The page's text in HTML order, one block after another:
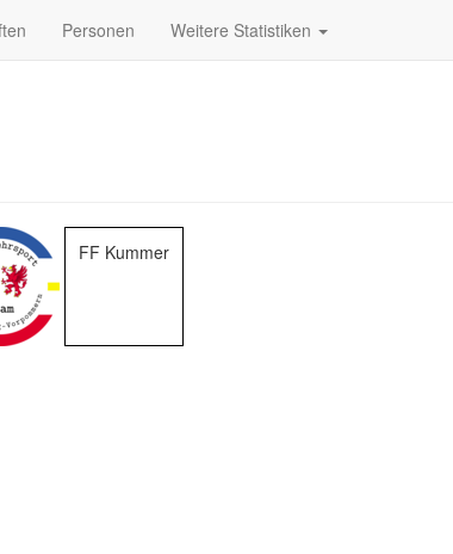
Personen Weitere Statistiken
FF Kummer